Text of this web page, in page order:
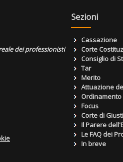
dei professionisti
Sezioni
Cassazione
Corte
Consiglio di
Tar
Merito
Attuazione
Focus
Corte di
Il Parere
Le FAQ dei
In breve